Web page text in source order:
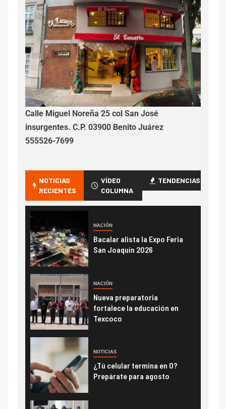
Calle Miguel Noreña 25 col San José
insurgentes. C.P. 03900 Benito Juárez
555526-7699
NOTICIAS
RECIENTES
VÍDEO
COLUMNA
TENDENCIAS
NACIÓN
Bacalar alista la Expo Feria
San Joaquín 2026
NACIÓN
Nueva preparatoria
fortalece la educación en
Texcoco
NOTICIAS
¿Tú celular termina en 0?
Prepárate para agosto